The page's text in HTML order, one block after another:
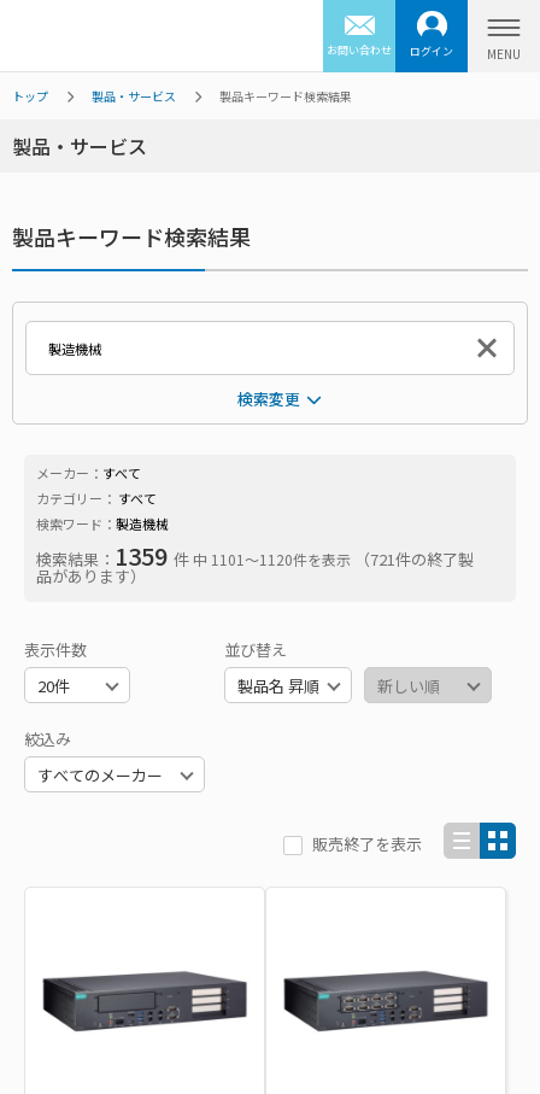
お問い合わせ ログイン
トップ 製品・サービス 製品キーワード検索結果
製品・サービス
製品キーワード検索結果
検索変更
メーカー： すべて
カテゴリー： すべて
検索ワード： 製造機械
検索結果： 1359 件 中 1101〜1120件を表示 （721件の終了製
品があります）
表示件数 並び替え
絞込み
販売終了を表示